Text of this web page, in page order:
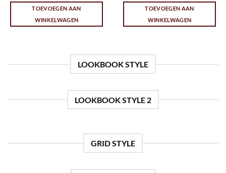
TOEVOEGEN AAN
WINKELWAGEN
TOEVOEGEN AAN
WINKELWAGEN
LOOKBOOK STYLE
LOOKBOOK STYLE 2
GRID STYLE